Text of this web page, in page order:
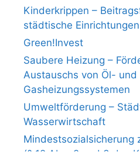
Kinderkrippen –
städtische
Green!Invest
Saubere Heizung –
Austauschs von Öl- und
Gasheizungssystemen
Umweltförderung –
Wasserwirtschaft
Mindestsozialsicherung